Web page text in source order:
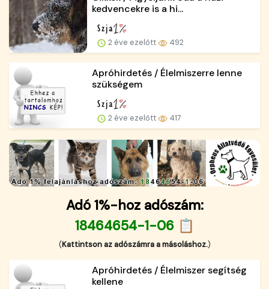
kedvencekre is a hi...
2 éve ezelőtt 492
Apróhirdetés / Élelmiszerre lenne
szükségem
2 éve ezelőtt 417
Adó 1%-hoz adószám:
18464654-1-06 📋
(Kattintson az adószámra a másoláshoz.)
Apróhirdetés / Élelmiszer segítség
kellene